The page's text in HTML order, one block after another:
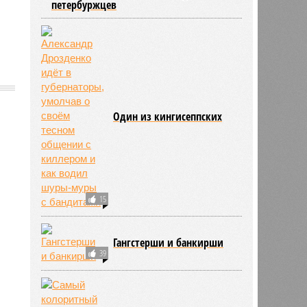
петербуржцев
15
Один из кингисеппских
39
Гангстерши и банкирши